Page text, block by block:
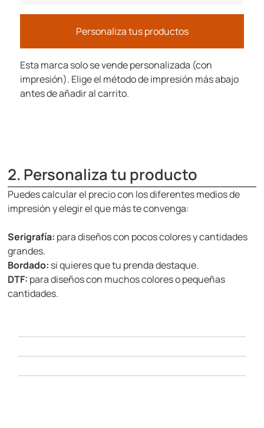
Personaliza tus productos
Esta marca solo se vende personalizada (con
impresión). Elige el método de impresión más abajo
antes de añadir al carrito.
2. Personaliza tu producto
Puedes calcular el precio con los diferentes medios de
impresión y elegir el que más te convenga:
Serigrafía: para diseños con pocos colores y cantidades
grandes.
Bordado: si quieres que tu prenda destaque.
DTF: para diseños con muchos colores o pequeñas
cantidades.